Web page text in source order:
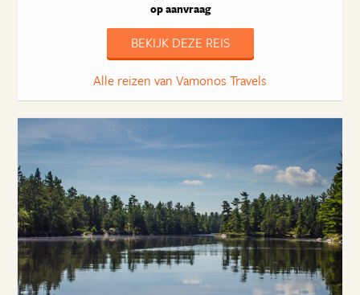
op aanvraag
BEKIJK DEZE REIS
Alle reizen van Vamonos Travels